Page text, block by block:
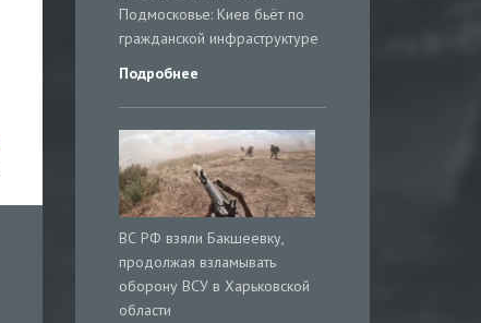
Подмосковье: Киев бьёт по
гражданской инфраструктуре
Подробнее
ВС РФ взяли Бакшеевку,
продолжая взламывать
оборону ВСУ в Харьковской
области